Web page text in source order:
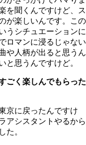
を聞くんですけど、ス
が楽しいんです。この
うシチュエーションに
ロマンに浸るじゃない
や人柄が出ると思うん
と思うんですけど。
ごく楽しんでもらった
京に戻ったんですけ
アシスタントやるから
た。